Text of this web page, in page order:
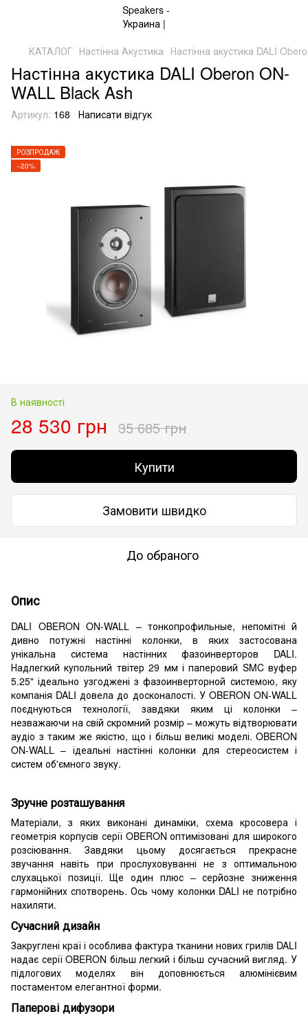
КАТАЛОГ Настінна Акустика Настінна акустика DALI
Настінна акустика DALI Oberon ON-
WALL Black Ash
Артикул: 168 Написати відгук
РОЗПРОДАЖ
−20%
В наявності
28 530 грн 35 685 грн
Купити
Замовити швидко
До обраного
Опис
DALI OBERON ON-WALL – тонкопрофильные, непомітні й
дивно потужні настінні колонки, в яких застосована
унікальна система настінних фазоинверторов DALI.
Надлегкий купольний твітер 29 мм і паперовий SMC вуфер
5.25" ідеально узгоджені з фазоинверторной системою, яку
компанія DALI довела до досконалості. У OBERON ON-WALL
поєднуються технології, завдяки яким ці колонки –
незважаючи на свій скромний розмір – можуть відтворювати
аудіо з таким же якістю, що і більш великі моделі. OBERON
ON-WALL – ідеальні настінні колонки для стереосистем і
систем об'ємного звуку.
Зручне розташування
Матеріали, з яких виконані динаміки, схема кросовера і
геометрія корпусів серії OBERON оптимізовані для широкого
розсіювання. Завдяки цьому досягається прекрасне
звучання навіть при прослуховуванні не з оптимальною
слухацької позиції. Ще один плюс – серйозне зниження
гармонійних спотворень. Ось чому колонки DALI не потрібно
нахиляти.
Сучасний дизайн
Закруглені краї і особлива фактура тканини нових грилів DALI
надає серії OBERON більш легкий і більш сучасний вигляд. У
підлогових моделях він доповнюється алюмінієвим
постаментом елегантної форми.
Паперові дифузори